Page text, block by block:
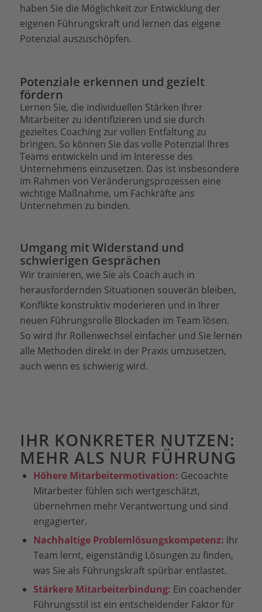
haben Sie die Möglichkeit zur Entwicklung der
eigenen Führungskraft und lernen das eigene
Potenzial auszuschöpfen.
Potenziale erkennen und gezielt
fördern
Lernen Sie, die individuellen Stärken Ihrer
Mitarbeiter zu identifizieren und sie durch
gezieltes Coaching zur vollen Entfaltung zu
bringen. So können Sie das volle Potenzial Ihres
Teams entwickeln und im Interesse des
Unternehmens einzusetzen. Das ist insbesondere
im Rahmen von Veränderungsprozessen eine
wichtige Maßnahme, um Fachkräfte ans
Unternehmen zu binden.
Umgang mit Widerstand und
schwierigen Gesprächen
Wir trainieren, wie Sie als Coach auch in
herausfordernden Situationen souverän bleiben,
Konflikte konstruktiv moderieren und in Ihrer
neuen Führungsrolle Blockaden im Team lösen.
So wird Ihr Rollenwechsel einfacher und Sie lernen
alle Methoden direkt in der Praxis umzusetzen,
auch wenn es schwierig wird.
IHR KONKRETER NUTZEN:
MEHR ALS NUR FÜHRUNG
Höhere Mitarbeitermotivation: Gecoachte
Mitarbeiter fühlen sich wertgeschätzt,
übernehmen mehr Verantwortung und sind
engagierter.
Nachhaltige Problemlösungskompetenz: Ihr
Team lernt, eigenständig Lösungen zu finden,
was Sie als Führungskraft spürbar entlastet.
Stärkere Mitarbeiterbindung: Ein coachender
Führungsstil ist ein entscheidender Faktor für